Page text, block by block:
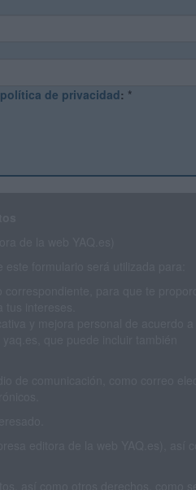
política de privacidad: *